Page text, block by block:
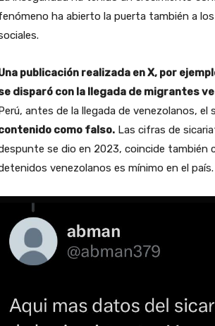
ha abierto la puerta también a
publicación realizada en X, por
disparó con la llegada de migrantes
antes de la llegada de venezolanos,
como falso. Las cifras de
se dio en 2023, coincide también
venezolanos es mínimo en el país.